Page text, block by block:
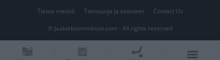
Tietoa meistä Tietosuoja ja evästeet Contact Us
© Jaakiekonmmkisat.com - All rights reserved